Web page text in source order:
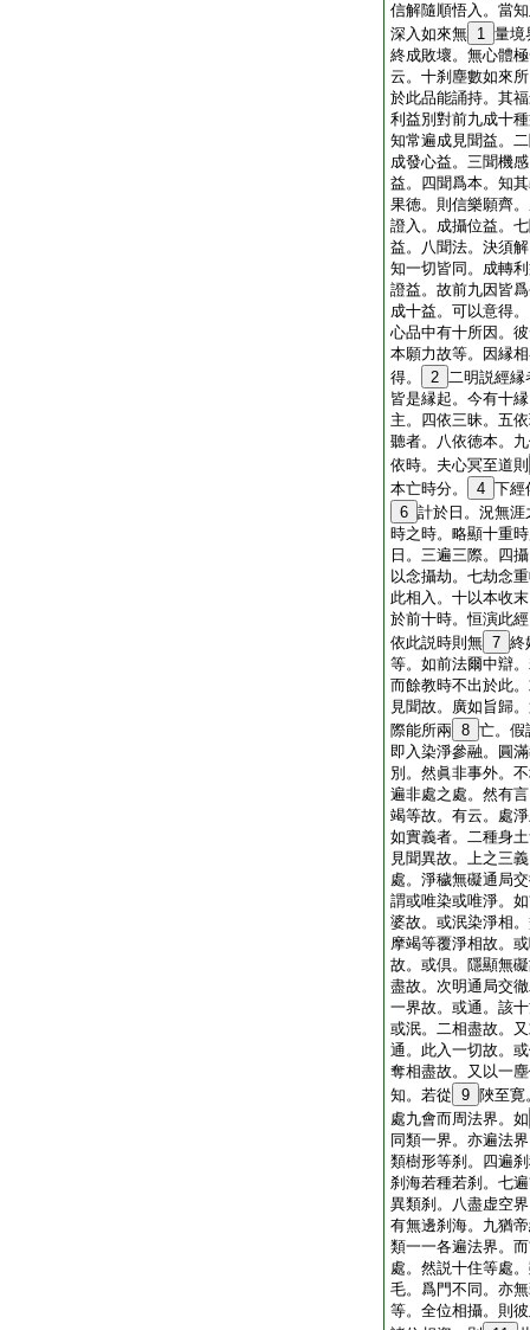
信解隨順悟入。當
深入如來無 1 量境
終成敗壞。無心體
云。十刹塵數如來
於此品能誦持。其
利益別對前九成十
知常遍成見聞益。
成發心益。三聞機
益。四聞爲本。知
果徳。則信樂願齊
證入。成攝位益。
益。八聞法。決須
知一切皆同。成轉
證益。故前九因皆
成十益。可以意得
心品中有十所因。
本願力故等。因縁
得。
2 二明説經縁
皆是縁起。今有十
主。四依三昧。五
聽者。八依徳本。
依時。夫心冥至道則
本亡時分。
4 下經
6 計於日。況無
時之時。略顯十重
日。三遍三際。四
以念攝劫。七劫念
此相入。十以本收
於前十時。恒演此
依此説時則無 7 終
等。如前法爾中辯
而餘教時不出於此
見聞故。廣如旨歸
際能所兩 8 亡。假
即入染淨參融。圓
別。然眞非事外。
遍非處之處。然有
竭等故。有云。處
如實義者。二種身
見聞異故。上之三
處。淨穢無礙通局
謂或唯染或唯淨。
婆故。或泯染淨相
摩竭等覆淨相故。
故。或倶。隱顯無
盡故。次明通局交
一界故。或通。該
或泯。二相盡故。
通。此入一切故。
奪相盡故。又以一
知。若從 9 陜至寛
處九會而周法界。如
同類一界。亦遍法
類樹形等刹。四遍
刹海若種若刹。七
異類刹。八盡虚空
有無邊刹海。九猶
類一一各遍法界。
處。然説十住等處
毛。爲門不同。亦
等。全位相攝。則